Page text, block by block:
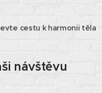
cestu k harmonii těla
návštěvu